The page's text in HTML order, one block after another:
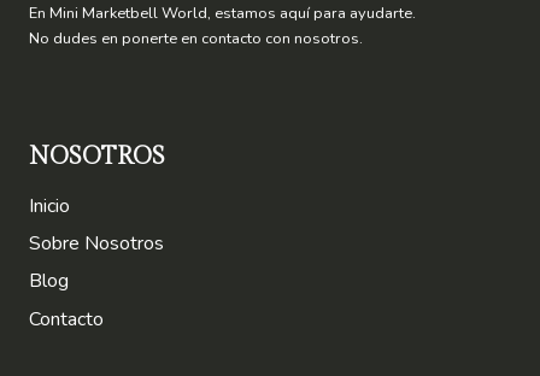
En Mini Marketbell World, estamos aquí para ayudarte.
No dudes en ponerte en contacto con nosotros.
NOSOTROS
Inicio
Sobre Nosotros
Blog
Contacto